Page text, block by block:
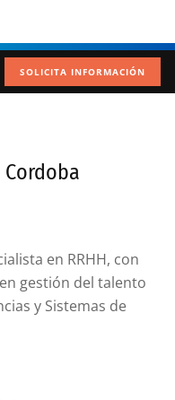
SOLICITA INFORMACIÓN
en RRHH, con
gestión del talento
y Sistemas de